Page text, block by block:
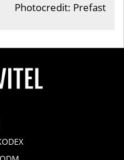
Photocredit: Prefast